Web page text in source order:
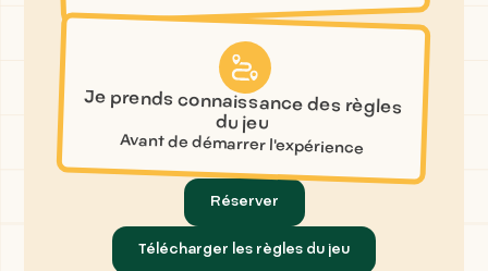
Je prends connaissance des règles
du jeu
Avant de démarrer l'expérience
Réserver
Télécharger les règles du jeu